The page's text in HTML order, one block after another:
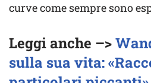
curve come sempre sono
Leggi anche –>
sulla sua vita: